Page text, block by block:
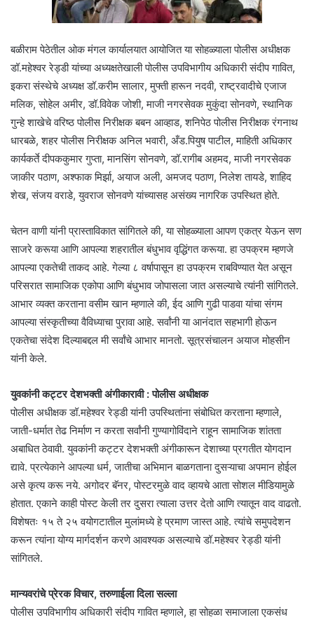
बळीराम पेठेतील ओक मंगल कार्यालयात आयोजित या सोहळ्याला पोलीस अधीक्षक
डॉ.महेश्वर रेड्डी यांच्या अध्यक्षतेखाली पोलीस उपविभागीय अधिकारी संदीप गावित,
इकरा संस्थेचे अध्यक्ष डॉ.करीम सालार, मुफ्ती हारून नदवी, राष्ट्रवादीचे एजाज
मलिक, सोहेल अमीर, डॉ.विवेक जोशी, माजी नगरसेवक मुकुंदा सोनवणे, स्थानिक
गुन्हे शाखेचे वरिष्ठ पोलीस निरीक्षक बबन आव्हाड, शनिपेठ पोलीस निरीक्षक रंगनाथ
धारबळे, शहर पोलीस निरीक्षक अनिल भवारी, अँड.पियुष पाटील, माहिती अधिकार
कार्यकर्ते दीपककुमार गुप्ता, मानसिंग सोनवणे, डॉ.रागीब अहमद, माजी नगरसेवक
जाकीर पठाण, अश्फाक मिर्झा, अयाज अली, अमजद पठाण, निलेश तायडे, शाहिद
शेख, संजय वराडे, युवराज सोनवणे यांच्यासह असंख्य नागरिक उपस्थित होते.
चेतन वाणी यांनी प्रास्ताविकात सांगितले की, या सोहळ्याला आपण एकत्र येऊन सण
साजरे करूया आणि आपल्या शहरातील बंधुभाव वृद्धिंगत करूया. हा उपक्रम म्हणजे
आपल्या एकतेची ताकद आहे. गेल्या ८ वर्षापासून हा उपक्रम राबविण्यात येत असून
परिसरात सामाजिक एकोपा आणि बंधुभाव जोपासला जात असल्याचे त्यांनी सांगितले.
आभार व्यक्त करताना वसीम खान म्हणाले की, ईद आणि गुढी पाडवा यांचा संगम
आपल्या संस्कृतीच्या वैविध्याचा पुरावा आहे. सर्वांनी या आनंदात सहभागी होऊन
एकतेचा संदेश दिल्याबद्दल मी सर्वांचे आभार मानतो. सूत्रसंचालन अयाज मोहसीन
यांनी केले.
युवकांनी कट्टर देशभक्ती अंगीकारावी : पोलीस अधीक्षक
पोलीस अधीक्षक डॉ.महेश्वर रेड्डी यांनी उपस्थितांना संबोधित करताना म्हणाले,
जाती-धर्मात तेढ निर्माण न करता सर्वांनी गुण्यागोविंदाने राहून सामाजिक शांतता
अबाधित ठेवावी. युवकांनी कट्टर देशभक्ती अंगीकारून देशाच्या प्रगतीत योगदान
द्यावे. प्रत्येकाने आपल्या धर्म, जातीचा अभिमान बाळगताना दुसऱ्याचा अपमान होईल
असे कृत्य करू नये. अगोदर बॅनर, पोस्टरमुळे वाद व्हायचे आता सोशल मीडियामुळे
होतात. एकाने काही पोस्ट केली तर दुसरा त्याला उत्तर देतो आणि त्यातून वाद वाढतो.
विशेषतः १५ ते २५ वयोगटातील मुलांमध्ये हे प्रमाण जास्त आहे. त्यांचे समुपदेशन
करून त्यांना योग्य मार्गदर्शन करणे आवश्यक असल्याचे डॉ.महेश्वर रेड्डी यांनी
सांगितले.
मान्यवरांचे प्रेरक विचार, तरुणाईला दिला सल्ला
पोलीस उपविभागीय अधिकारी संदीप गावित म्हणाले, हा सोहळा समाजाला एकसंध